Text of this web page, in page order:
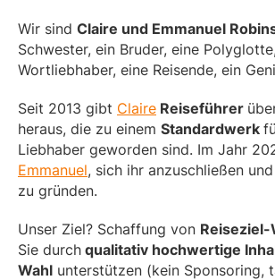
von
Claire
und
Wir sind Claire und Emmanuel
Schwester, ein Bruder, eine
Wortliebhaber, eine Reisende, ein
Seit 2013 gibt Claire Reiseführer
heraus, die zu einem Standardwerk
Liebhaber geworden sind. Im Jahr
Emmanuel, sich ihr anzuschließen und
zu gründen.
Unser Ziel? Schaffung von
Sie durch qualitativ hochwertige
Wahl unterstützen (kein Sponsoring,